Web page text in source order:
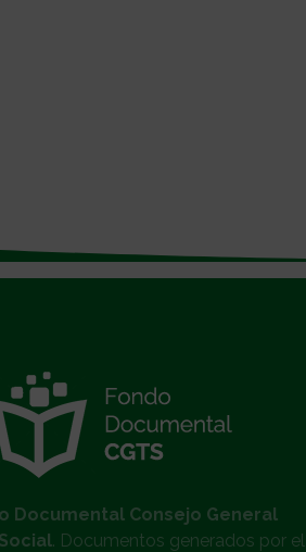
Documental Consejo General
. Documentos generados por el